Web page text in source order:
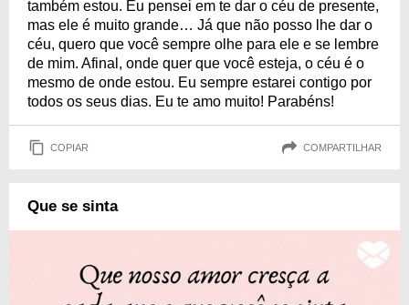
também estou. Eu pensei em te dar o céu de presente,
mas ele é muito grande… Já que não posso lhe dar o
céu, quero que você sempre olhe para ele e se lembre
de mim. Afinal, onde quer que você esteja, o céu é o
mesmo de onde estou. Eu sempre estarei contigo por
todos os seus dias. Eu te amo muito! Parabéns!
COPIAR COMPARTILHAR
Que se sinta